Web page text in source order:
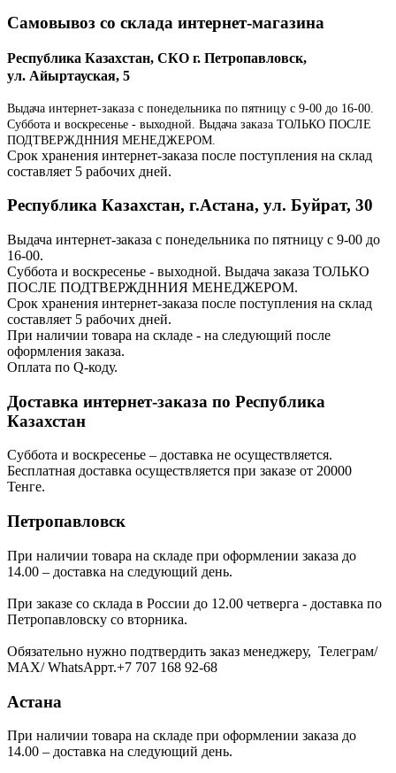
Самовывоз со склада интернет-магазина
Республика Казахстан, СКО г. Петропавловск,
ул. Айыртауская, 5
Выдача интернет-заказа с понедельника по пятницу с 9-00 до 16-00.
Суббота и воскресенье - выходной. Выдача заказа ТОЛЬКО ПОСЛЕ
ПОДТВЕРЖДННИЯ МЕНЕДЖЕРОМ.
Срок хранения интернет-заказа после поступления на склад
составляет 5 рабочих дней.
Республика Казахстан, г.Астана, ул. Буйрат, 30
Выдача интернет-заказа с понедельника по пятницу с 9-00 до
16-00.
Суббота и воскресенье - выходной. Выдача заказа ТОЛЬКО
ПОСЛЕ ПОДТВЕРЖДННИЯ МЕНЕДЖЕРОМ.
Срок хранения интернет-заказа после поступления на склад
составляет 5 рабочих дней.
При наличии товара на складе - на следующий после
оформления заказа.
Оплата по Q-коду.
Доставка интернет-заказа по Республика
Казахстан
Суббота и воскресенье – доставка не осуществляется.
Бесплатная доставка осуществляется при заказе от 20000
Тенге.
Петропавловск
При наличии товара на складе при оформлении заказа до
14.00 – доставка на следующий день.
При заказе со склада в России до 12.00 четверга - доставка по
Петропавловску со вторника.
Обязательно нужно подтвердить заказ менеджеру, Телеграм/
МАХ/ WhatsAppт.+7 707 168 92-68
Астана
При наличии товара на складе при оформлении заказа до
14.00 – доставка на следующий день.